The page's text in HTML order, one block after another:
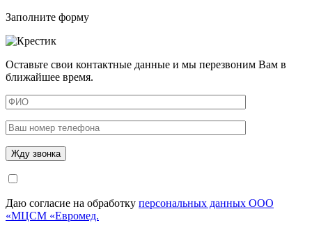
Заполните форму
Оставьте свои контактные данные и мы перезвоним Вам в
ближайшее время.
Даю согласие на обработку персональных данных ООО
«МЦСМ «Евромед.